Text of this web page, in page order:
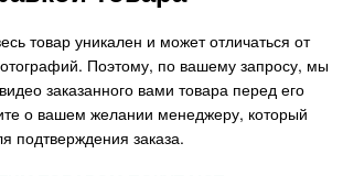
товар уникален и может отличаться от
Поэтому, по вашему запросу, мы
заказанного вами товара перед его
о вашем желании менеджеру, который
подтверждения заказа.